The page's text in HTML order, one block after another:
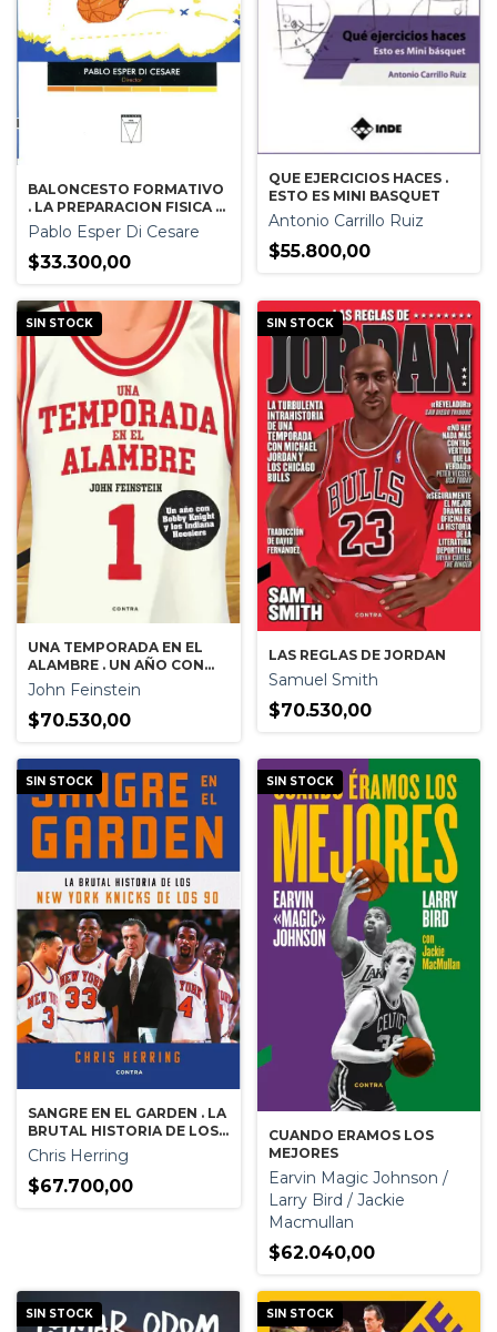
BALONCESTO FORMATIVO
. LA PREPARACION FISICA III
. DE JUNIORS A SENIORS
Pablo Esper Di Cesare
$33.300,00
QUE EJERCICIOS HACES .
ESTO ES MINI BASQUET
Antonio Carrillo Ruiz
$55.800,00
SIN STOCK
UNA TEMPORADA EN EL
ALAMBRE . UN AÑO CON
BOB KNIGHT Y LOS
INDIANA HOOSIERS
John Feinstein
$70.530,00
SIN STOCK
LAS REGLAS DE JORDAN
Samuel Smith
$70.530,00
SIN STOCK
SANGRE EN EL GARDEN . LA
BRUTAL HISTORIA DE LOS
NE YORK KNICKS DE LOS 90
Chris Herring
$67.700,00
SIN STOCK
CUANDO ERAMOS LOS
MEJORES
Earvin Magic Johnson /
Larry Bird / Jackie
Macmullan
$62.040,00
SIN STOCK SIN STOCK